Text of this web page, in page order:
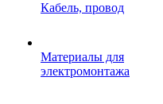
Кабель, провод
Материалы для
электромонтажа